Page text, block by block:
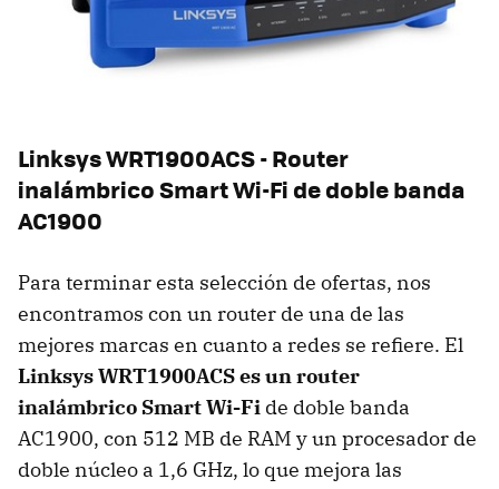
Linksys WRT1900ACS - Router
inalámbrico Smart Wi-Fi de doble banda
AC1900
Para terminar esta selección de ofertas, nos
encontramos con un router de una de las
mejores marcas en cuanto a redes se refiere. El
Linksys WRT1900ACS es un router
inalámbrico Smart Wi-Fi de doble banda
AC1900, con 512 MB de RAM y un procesador de
doble núcleo a 1,6 GHz, lo que mejora las